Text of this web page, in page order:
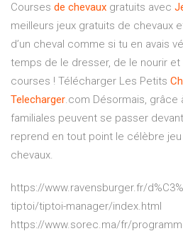
Courses de chevaux gratuits avec
meilleurs jeux gratuits de chevaux
d’un cheval comme si tu en avais
temps de le dresser, de le nourir et
courses ! Télécharger Les Petits
Telecharger.com Désormais, grâce
familiales peuvent se passer
reprend en tout point le célèbre
chevaux.
https://www.ravensburger.fr/
tiptoi/tiptoi-manager/index.html
https://www.sorec.ma/fr/